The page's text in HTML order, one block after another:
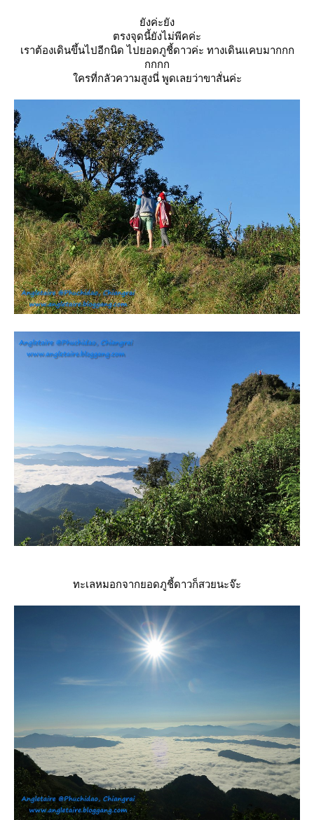
ังค่ะยัง
ตรงจุดนี้ยังไม่พีคค่ะ
เราต้องเดินขึ้นไปอีกนิด ไปยอดภูชี้ดาวค่ะ ทางเดินแคบมากกก
กกกก
ครที่กลัวความสูงนี่ พูดเลยว่าขาสั่นค่ะ
ทะเลหมอกจากยอดภูชี้ดาวก็สวยนะจ๊ะ